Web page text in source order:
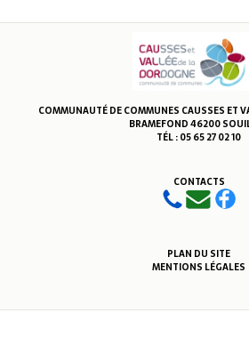
COMMUNAUTÉ DE COMMUNES CAUSSES ET
BRAMEFOND 46200
TÉL : 05 65 27 02 10
CONTACTS
PLAN DU SITE
MENTIONS LÉGALES